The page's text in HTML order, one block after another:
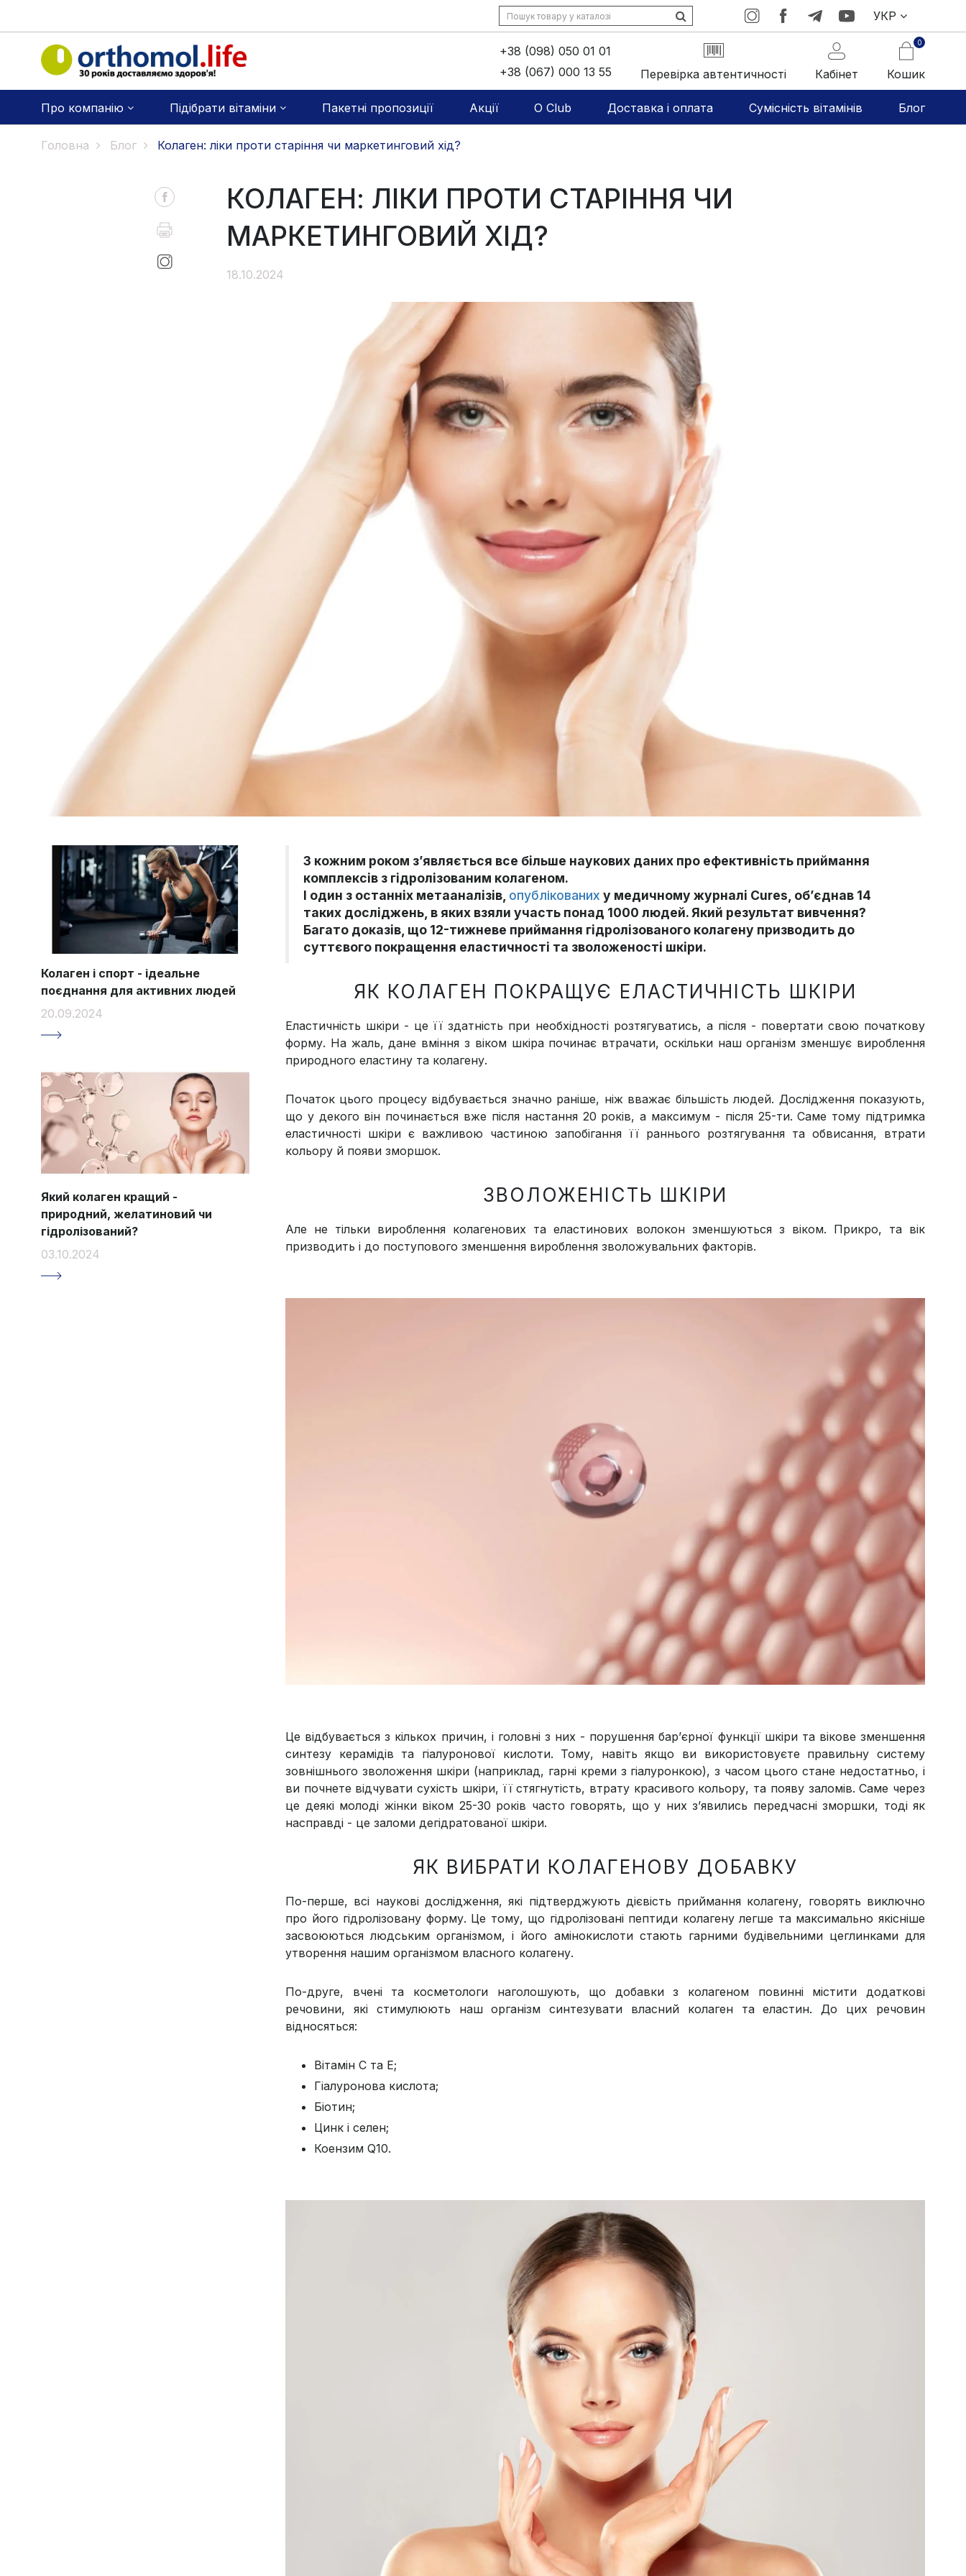
УКР
+38 (098) 050 01 01
+38 (067) 000 13 55
Перевірка автентичності Кабінет
0
Кошик
Про компанію Підібрати вітаміни Пакетні пропозиції Акції O Club Доставка і оплата Сумісність вітамінів Блог
Головна Блог Колаген: ліки проти старіння чи маркетинговий хід?
КОЛАГЕН: ЛІКИ ПРОТИ СТАРІННЯ ЧИ
МАРКЕТИНГОВИЙ ХІД?
18.10.2024
Колаген і спорт - ідеальне
поєднання для активних людей
20.09.2024
Який колаген кращий -
природний, желатиновий чи
гідролізований?
03.10.2024
З кожним роком з’являється все більше наукових даних про ефективність приймання
комплексів з гідролізованим колагеном.
І один з останніх метааналізів, опублікованих у медичному журналі Cures, об’єднав 14
таких досліджень, в яких взяли участь понад 1000 людей. Який результат вивчення?
Багато доказів, що 12-тижневе приймання гідролізованого колагену призводить до
суттєвого покращення еластичності та зволоженості шкіри.
ЯК КОЛАГЕН ПОКРАЩУЄ ЕЛАСТИЧНІСТЬ ШКІРИ
Еластичність шкіри - це її здатність при необхідності розтягуватись, а після - повертати свою початкову
форму. На жаль, дане вміння з віком шкіра починає втрачати, оскільки наш організм зменшує вироблення
природного еластину та колагену.
Початок цього процесу відбувається значно раніше, ніж вважає більшість людей. Дослідження показують,
що у декого він починається вже після настання 20 років, а максимум - після 25-ти. Саме тому підтримка
еластичності шкіри є важливою частиною запобігання її раннього розтягування та обвисання, втрати
кольору й появи зморшок.
ЗВОЛОЖЕНІСТЬ ШКІРИ
Але не тільки вироблення колагенових та еластинових волокон зменшуються з віком. Прикро, та вік
призводить і до поступового зменшення вироблення зволожувальних факторів.
Це відбувається з кількох причин, і головні з них - порушення бар’єрної функції шкіри та вікове зменшення
синтезу керамідів та гіалуронової кислоти. Тому, навіть якщо ви використовуєте правильну систему
зовнішнього зволоження шкіри (наприклад, гарні креми з гіалуронкою), з часом цього стане недостатньо, і
ви почнете відчувати сухість шкіри, її стягнутість, втрату красивого кольору, та появу заломів. Саме через
це деякі молоді жінки віком 25-30 років часто говорять, що у них з’явились передчасні зморшки, тоді як
насправді - це заломи дегідратованої шкіри.
ЯК ВИБРАТИ КОЛАГЕНОВУ ДОБАВКУ
По-перше, всі наукові дослідження, які підтверджують дієвість приймання колагену, говорять виключно
про його гідролізовану форму. Це тому, що гідролізовані пептиди колагену легше та максимально якісніше
засвоюються людським організмом, і його амінокислоти стають гарними будівельними цеглинками для
утворення нашим організмом власного колагену.
По-друге, вчені та косметологи наголошують, що добавки з колагеном повинні містити додаткові
речовини, які стимулюють наш організм синтезувати власний колаген та еластин. До цих речовин
відносяться:
Вітамін С та Е;
Гіалуронова кислота;
Біотин;
Цинк і селен;
Коензим Q10.